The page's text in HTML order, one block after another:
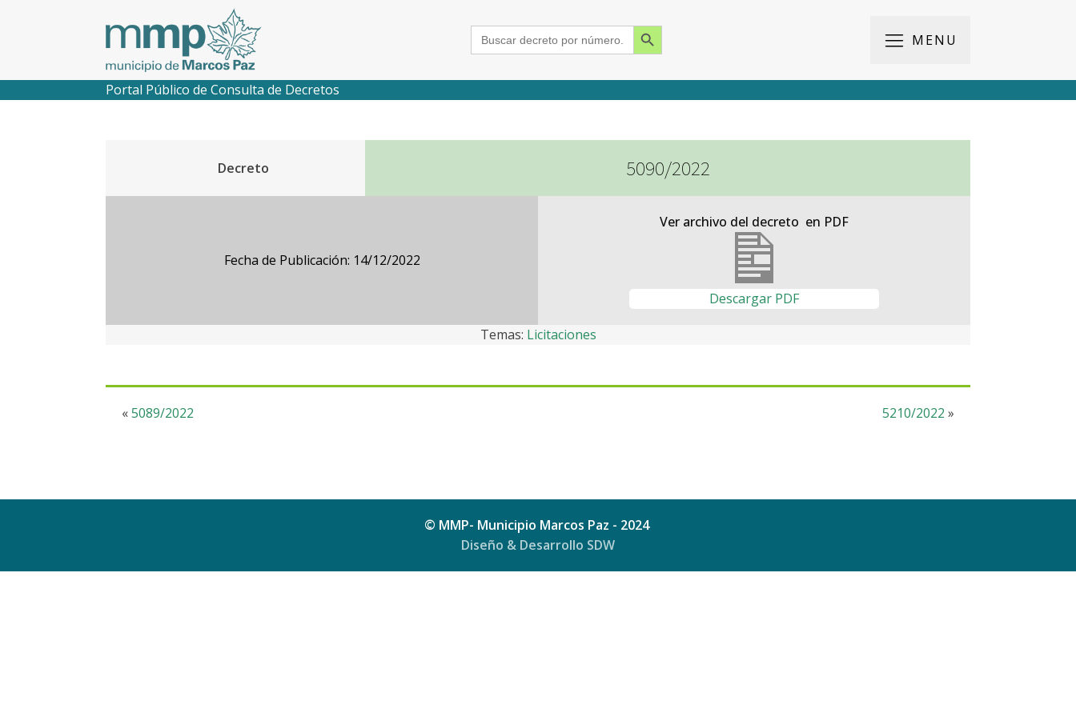
Search
for:
Search Button
MENU
2018
2017
2016
2015
Portal Público de Consulta de Decretos
Decreto 5090/2022
Fecha de Publicación: 14/12/2022
Ver archivo del decreto en PDF
Descargar PDF
Temas: Licitaciones
«5089/2022 5210/2022 »
© MMP- Municipio Marcos Paz - 2024
Diseño & Desarrollo SDW